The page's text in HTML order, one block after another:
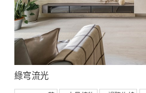
水岸青
# 得獎作品 # ⽇式風
# 自然療癒風
# WELL材料 # WELL精神